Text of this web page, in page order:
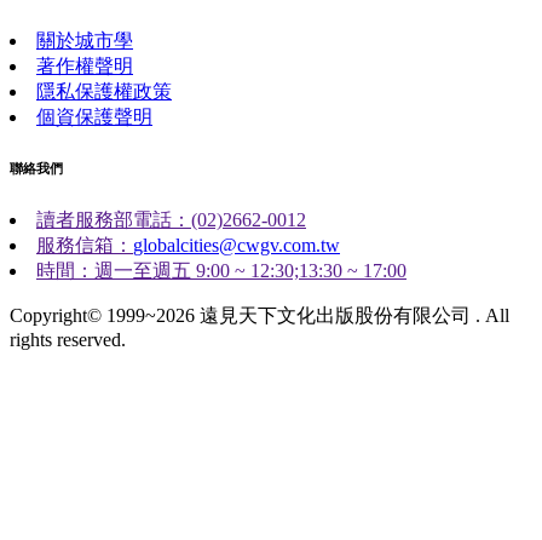
關於城市學
著作權聲明
隱私保護權政策
個資保護聲明
聯絡我們
讀者服務部電話：(02)2662-0012
服務信箱： globalcities@cwgv.com.tw
時間：週一至週五 9:00 ~ 12:30;13:30 ~ 17:00
Copyright© 1999~2026 遠見天下文化出版股份有限公司 . All
rights reserved.